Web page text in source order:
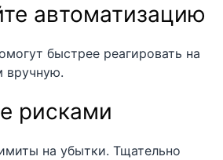
автоматизацию
быстрее реагировать на
вручную.
рисками
на убытки. Тщательно